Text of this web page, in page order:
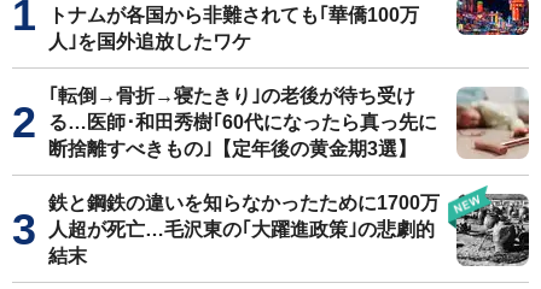
トナムが各国から非難されても｢華僑100万
人｣を国外追放したワケ
｢転倒→骨折→寝たきり｣の老後が待ち受け
る…医師･和田秀樹｢60代になったら真っ先に
断捨離すべきもの｣【定年後の黄金期3選】
鉄と鋼鉄の違いを知らなかったために1700万
人超が死亡…毛沢東の｢大躍進政策｣の悲劇的
結末